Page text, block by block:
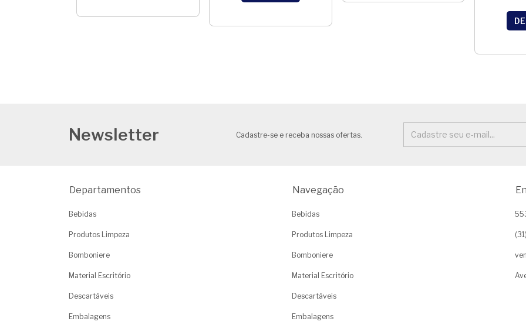
Newsletter Cadastre-se e receba nossas ofertas.
Departamentos
Bebidas
Produtos Limpeza
Bomboniere
Material Escritório
Descartáveis
Embalagens
Navegação
Bebidas
Produtos Limpeza
Bomboniere
Material Escritório
Descartáveis
Embalagens